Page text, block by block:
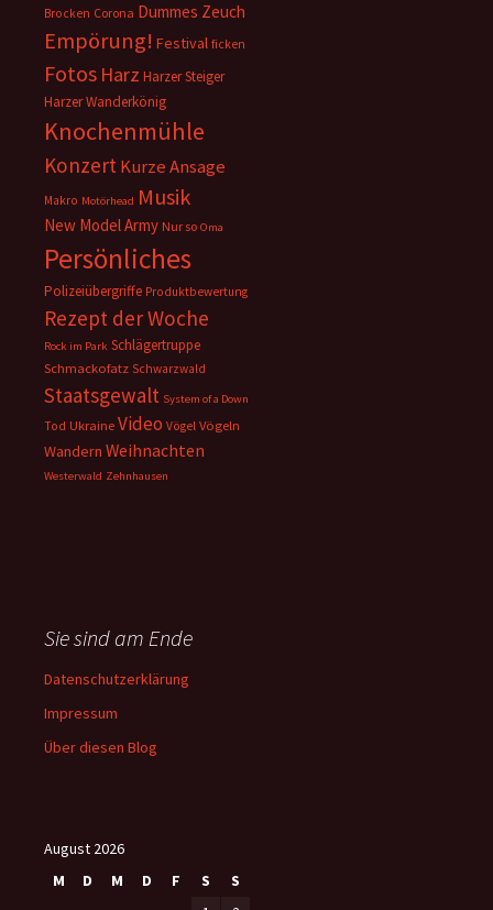
Brocken Corona Dummes Zeuch
Empörung! Festival ficken
Fotos Harz Harzer Steiger
Harzer Wanderkönig
Knochenmühle
KonzertKurze Ansage
Makro Motörhead Musik
New Model Army Nur so Oma
Persönliches
Polizeiübergriffe Produktbewertung
Rezept der Woche
Rock im Park Schlägertruppe
Schmackofatz Schwarzwald
Staatsgewalt System of a Down
Tod Ukraine Video Vögel Vögeln
Wandern Weihnachten
Westerwald Zehnhausen
Sie sind am Ende
Datenschutzerklärung
Impressum
Über diesen Blog
August 2026
M
D M D F S
S